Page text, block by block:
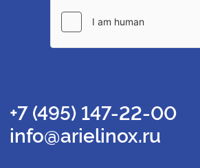
+7 (495) 147-22-00
info@arielinox.ru